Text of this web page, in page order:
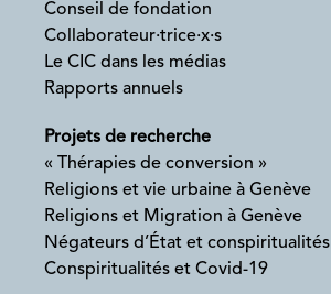
Conseil de fondation
Collaborateur·trice·x·s
Le CIC dans les médias
Rapports annuels
Projets de recherche
« Thérapies de conversion »
Religions et vie urbaine à Genève
Religions et Migration à Genève
Négateurs d’État et conspiritualités
Conspiritualités et Covid-19